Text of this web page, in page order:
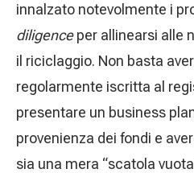
innalzato notevolmente i
diligenceper allinearsi alle
il riciclaggio. Non basta
regolarmente iscritta al
presentare un business
provenienza dei fondi e
sia una mera “scatola